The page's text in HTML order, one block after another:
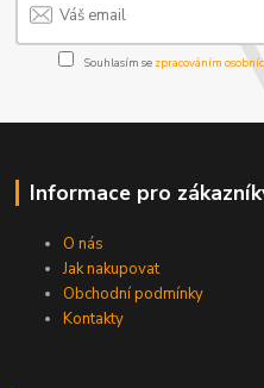
Souhlasím se zpracováním
Informace pro
O nás
Jak nakupovat
Obchodní podmínky
Kontakty